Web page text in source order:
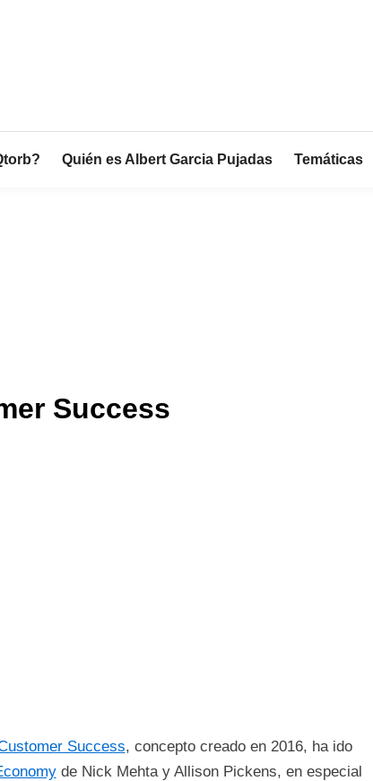
Quién es Albert Garcia Pujadas Temáticas
Success
Success, concepto creado en 2016, ha ido
de Nick Mehta y Allison Pickens, en especial